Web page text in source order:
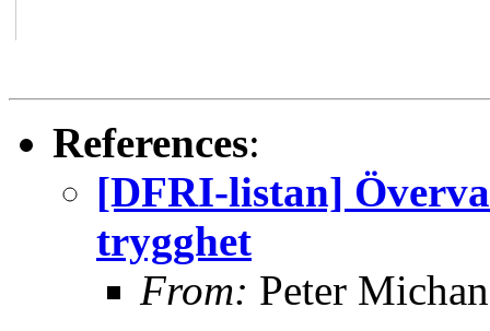
References:
[DFRI-listan]
trygghet
From: Peter